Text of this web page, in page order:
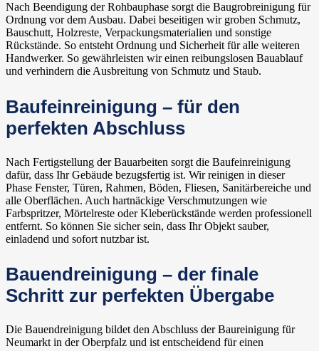
Nach Beendigung der Rohbauphase sorgt die Baugrobreinigung für
Ordnung vor dem Ausbau. Dabei beseitigen wir groben Schmutz,
Bauschutt, Holzreste, Verpackungsmaterialien und sonstige
Rückstände. So entsteht Ordnung und Sicherheit für alle weiteren
Handwerker. So gewährleisten wir einen reibungslosen Bauablauf
und verhindern die Ausbreitung von Schmutz und Staub.
Baufeinreinigung – für den
perfekten Abschluss
Nach Fertigstellung der Bauarbeiten sorgt die Baufeinreinigung
dafür, dass Ihr Gebäude bezugsfertig ist. Wir reinigen in dieser
Phase Fenster, Türen, Rahmen, Böden, Fliesen, Sanitärbereiche und
alle Oberflächen. Auch hartnäckige Verschmutzungen wie
Farbspritzer, Mörtelreste oder Kleberückstände werden professionell
entfernt. So können Sie sicher sein, dass Ihr Objekt sauber,
einladend und sofort nutzbar ist.
Bauendreinigung – der finale
Schritt zur perfekten Übergabe
Die Bauendreinigung bildet den Abschluss der Baureinigung für
Neumarkt in der Oberpfalz und ist entscheidend für einen